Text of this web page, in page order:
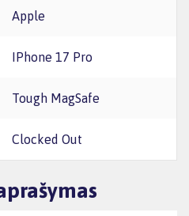
Apple
iPhone 17 Pro
Tough MagSafe
Clocked Out